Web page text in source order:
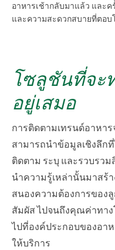
อาหารเช้ากลับมาแล้ว และ
และความสะดวกสบายที่ตอบ
โซลูชันที่จ
อยู่เสมอ
การติดตามเทรนด์อาหา
สามารถนำข้อมูลเชิงลึกที่
ติดตาม ระบุ และรวบรว
นำความรู้เหล่านั้นมาสร้
สนองความต้องการของ
สัมผัส ไปจนถึงคุณค่าทา
ไปที่องค์ประกอบของอ
ให้บริการ